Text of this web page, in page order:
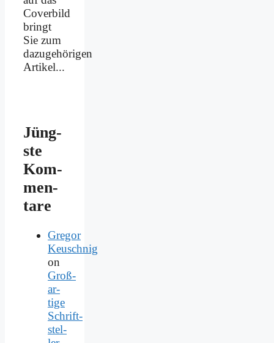
Coverbild
bringt
Sie zum
dazugehörigen
Artikel...
Jüng­
ste
Kom­
men­
ta­re
Gregor
Keuschnig
on
Groß­
ar­
ti­ge
Schrift­
stel­